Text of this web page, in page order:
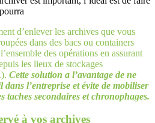
d’enlever les archives que vous
dans des bacs ou containers
des opérations en assurant
les lieux de stockages
Cette solution a l’avantage de ne
l’entreprise et évite de mobiliser
taches secondaires et chronophages.
à vos archives